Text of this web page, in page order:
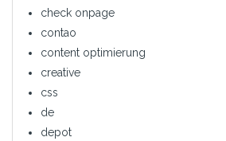
check onpage
contao
content optimierung
creative
css
de
depot